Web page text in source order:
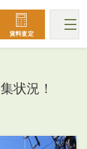
賃料査定
状況！